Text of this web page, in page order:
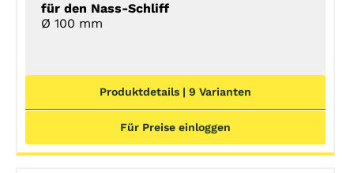
für den Nass-Schliff
Ø 100 mm
Produktdetails | 9 Varianten
Für Preise einloggen